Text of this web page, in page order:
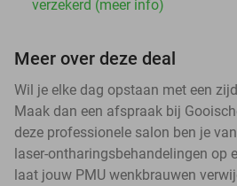
verzekerd (meer info)
Meer over deze deal
Wil je elke dag opstaan met een
Maak dan een afspraak bij
deze professionele salon ben je
laser-ontharingsbehandelingen op
laat jouw PMU wenkbrauwen